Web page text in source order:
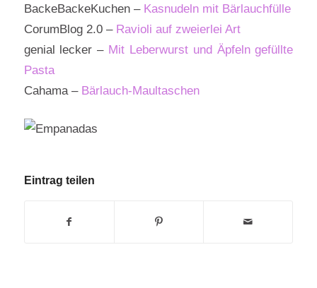
BackeBackeKuchen – Kasnudeln mit Bärlauchfülle
CorumBlog 2.0 – Ravioli auf zweierlei Art
genial lecker – Mit Leberwurst und Äpfeln gefüllte
Pasta
Cahama – Bärlauch-Maultaschen
Eintrag teilen